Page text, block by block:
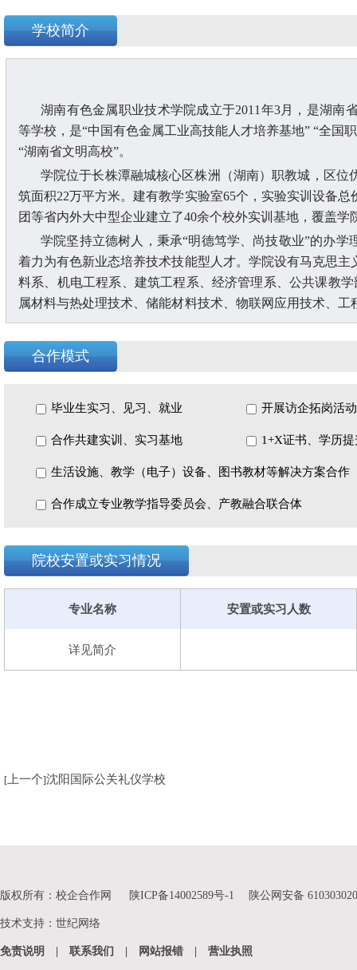
学校简介
湖南有色金属职业技术学院成立于2011年3月，是湖南
等学校，是“中国有色金属工业高技能人才培养基地” “全国
“湖南省文明高校”。
学院位于长株潭融城核心区株洲（湖南）职教城，区位
筑面积22万平方米。建有教学实验室65个，实验实训设备
团等省内外大中型企业建立了40余个校外实训基地，覆盖
学院坚持立德树人，秉承“明德笃学、尚技敬业”的办学
着力为有色新业态培养技术技能型人才。学院设有马克思
料系、机电工程系、建筑工程系、经济管理系、公共课教
属材料与热处理技术、储能材料技术、物联网应用技术、
料工程技术、建工技术、智能制造技术、财经服务等5个
现有教职工400余人，具有高级专业技术职称63人，“双师
家2名，新世纪百千万人才工程国家级人才1名，省级领军
研成果立项共计166项，其中省级及以上项目51项，《高
教学成果二等奖。
学院目前在校生
10000余人，近年来，学生参加技能大赛获
平均为97.06%，母校满意度平均为97.43%，被评为“省招生
合作模式
毕业生实习、见习、就业 开展访企拓岗活动
合作共建实训、实习基地 1+X证书、学历
生活设施、教学（电子）设备、图书教材等解决方案合作
合作成立专业教学指导委员会、产教融合联合体
院校安置或实习情况
专业名称 安置或实习人数
详见简介
[ 上一个]沈阳国际公关礼仪学校
版权所有：校企合作网 陕ICP备14002589号-1 陕公网安备
技术支持 ： 世纪网络
免责说明 联系我们 网站报错 营业执照